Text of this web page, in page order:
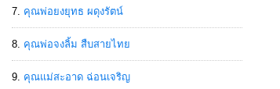
คุณพ่อยงยุทธ ผดุงรัตน์
คุณพ่อจงลิ้ม สืบสายไทย
คุณแม่สะอาด ฉ่อนเจริญ